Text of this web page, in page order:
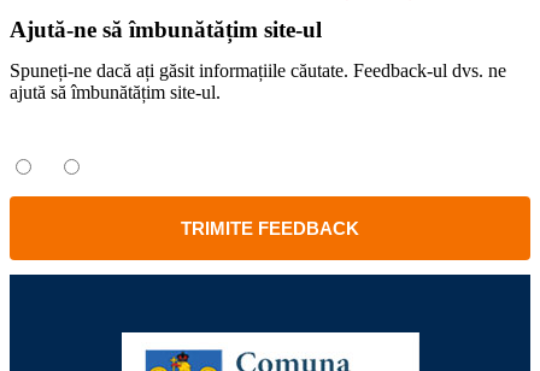
Ajută-ne să îmbunătățim site-ul
Spuneți-ne dacă ați găsit informațiile căutate. Feedback-ul dvs. ne
ajută să îmbunătățim site-ul.
TRIMITE FEEDBACK